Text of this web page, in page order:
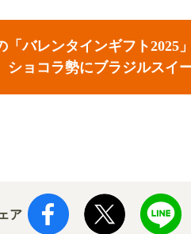
「バレンタインギフト2025
ョコラ勢にブラジルスイ
ア